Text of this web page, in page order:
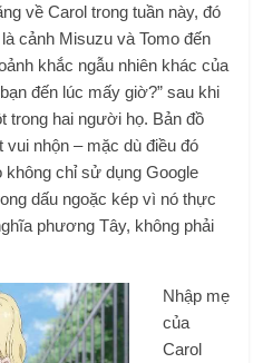
về Carol trong tuần này, đó
cảnh Misuzu và Tomo đến
khắc ngẫu nhiên khác của
đến lúc mấy giờ?” sau khi
trong hai người họ. Bản đồ
nhộn – mặc dù điều đó
không chỉ sử dụng Google
dấu ngoặc kép vì nó thực
phương Tây, không phải
Nhập mẹ
của
Carol